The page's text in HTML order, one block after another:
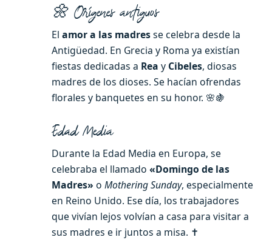
🌼 Orígenes antiguos
El amor a las madresse celebra desde la
Antigüedad. En Grecia y Roma ya existían
fiestas dedicadas a Rea y Cibeles, diosas
madres de los dioses. Se hacían ofrendas
florales y banquetes en su honor. 🌸🍇
Edad Media
Durante la Edad Media en Europa, se
celebraba el llamado «Domingo de las
Madres» o Mothering Sunday, especialmente
en Reino Unido. Ese día, los trabajadores
que vivían lejos volvían a casa para visitar a
sus madres e ir juntos a misa. ✝️